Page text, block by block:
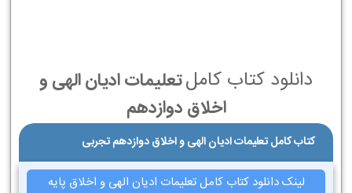
دانلود کتاب کاملتعلیمات ادیان الهی و
اخلاق دوازدهم
کتاب کامل تعلیمات ادیان الهی و اخلاق دوازدهم تجربی
لینک دانلود کتاب کامل تعلیمات ادیان الهی و اخلاق پایه